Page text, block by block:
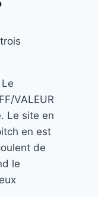
Le
VALEUR
Le site en
en est
de
le